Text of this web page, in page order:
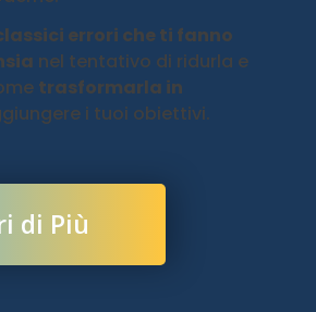
errori che ti fanno
nel tentativo di ridurla e
trasformarla in
i tuoi obiettivi.
di Più